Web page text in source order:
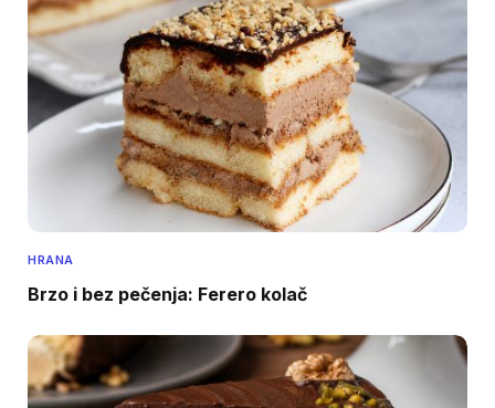
HRANA
Brzo i bez pečenja: Ferero kolač